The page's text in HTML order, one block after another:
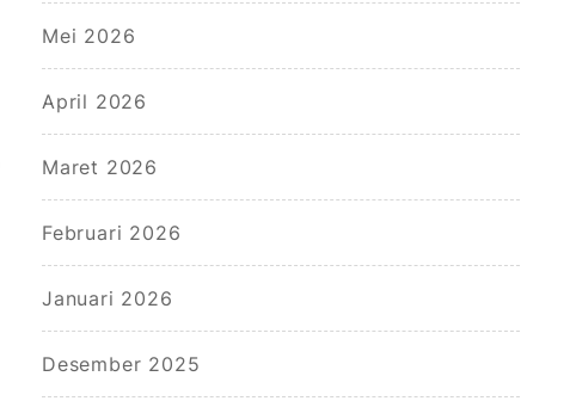
Mei 2026
April 2026
Maret 2026
Februari 2026
Januari 2026
Desember 2025